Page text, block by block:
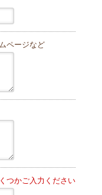
ページなど
つかご入力ください